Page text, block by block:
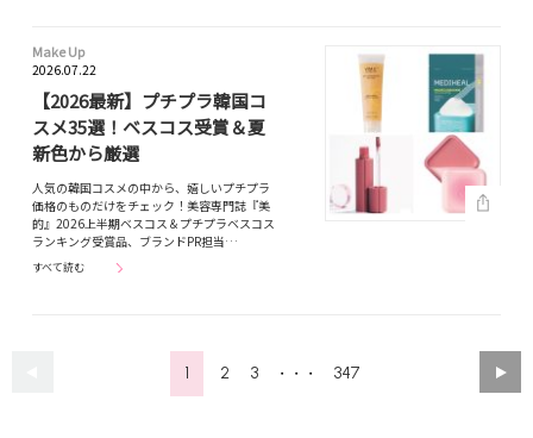
Make Up
2026.07.22
【2026最新】プチプラ韓国コ
スメ35選！ベスコス受賞＆夏
新色から厳選
人気の韓国コスメの中から、嬉しいプチプラ
価格のものだけをチェック！美容専門誌『美
的』2026上半期ベスコス＆プチプラベスコス
ランキング受賞品、ブランドPR担当…
すべて読む
1 2 3 ・・・ 347